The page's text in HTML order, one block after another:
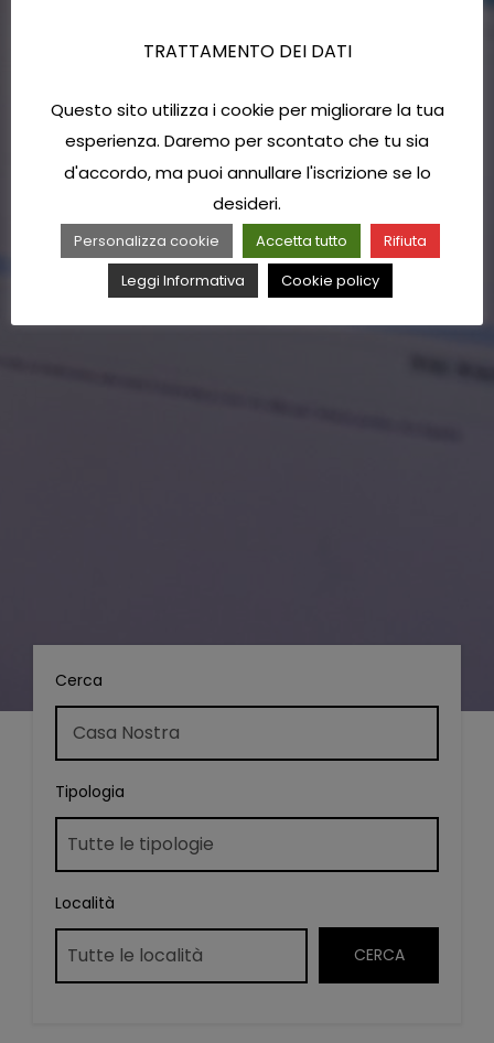
Cerca
Tipologia
Località
TRATTAMENTO DEI DATI
Questo sito utilizza i cookie per migliorare la tua
esperienza. Daremo per scontato che tu sia
d'accordo, ma puoi annullare l'iscrizione se lo
desideri.
Personalizza cookie Accetta tutto
Rifiuta
Leggi Informativa
Cookie policy